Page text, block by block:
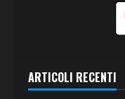
ARTICOLI RECENTI